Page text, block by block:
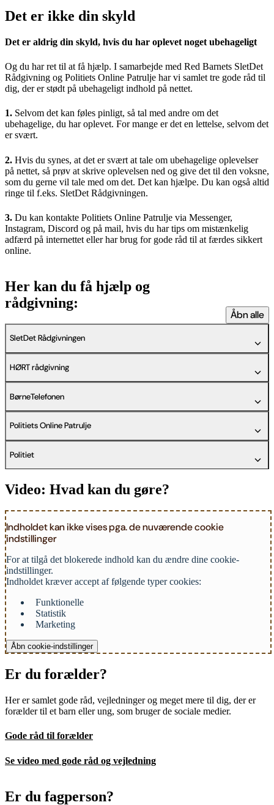
Det er ikke din skyld
Det er aldrig din skyld, hvis du har oplevet noget ubehageligt
Og du har ret til at få hjælp. I samarbejde med Red Barnets SletDet
Rådgivning og Politiets Online Patrulje har vi samlet tre gode råd til
dig, der er stødt på ubehageligt indhold på nettet.
1. Selvom det kan føles pinligt, så tal med andre om det
ubehagelige, du har oplevet. For mange er det en lettelse, selvom det
er svært.
2. Hvis du synes, at det er svært at tale om ubehagelige oplevelser
på nettet, så prøv at skrive oplevelsen ned og give det til den voksne,
som du gerne vil tale med om det. Det kan hjælpe. Du kan også altid
ringe til f.eks. SletDet Rådgivningen.
3. Du kan kontakte Politiets Online Patrulje via Messenger,
Instagram, Discord og på mail, hvis du har tips om mistænkelig
adfærd på internettet eller har brug for gode råd til at færdes sikkert
online.
Her kan du få hjælp og
rådgivning:
Åbn alle
SletDet Rådgivningen
HØRT rådgivning
BørneTelefonen
Politiets Online Patrulje
Politiet
Video: Hvad kan du gøre?
Indholdet kan ikke vises pga. de nuværende cookie
indstillinger
For at tilgå det blokerede indhold kan du ændre dine cookie-
indstillinger.
Indholdet kræver accept af følgende typer cookies:
Funktionelle
Statistik
Marketing
Åbn cookie-indstillinger
Er du forælder?
Her er samlet gode råd, vejledninger og meget mere til dig, der er
forælder til et barn eller ung, som bruger de sociale medier.
Gode råd til forælder
Se video med gode råd og vejledning
Er du fagperson?